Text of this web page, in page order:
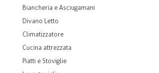
Biancheria e Asciugamani
Divano Letto
Climatizzatore
Cucina attrezzata
Piatti e Stoviglie